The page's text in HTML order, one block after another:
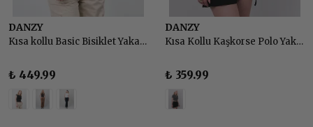
DANZY
Kısa kollu Basic Bisiklet Yaka Büzgülü T-shirt Crop Bluz
₺ 449.99
DANZY
Kısa Kollu Kaşkorse Polo Yaka Çizgili T-shirt Crop Bluz
₺ 359.99